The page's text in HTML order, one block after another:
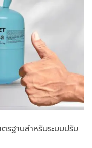
รฐานสำหรับระบบปรับ